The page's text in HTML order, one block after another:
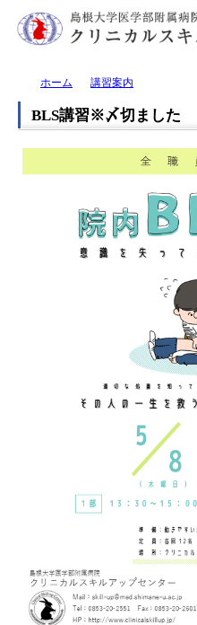
ホーム 講習案内
BLS講習※〆切ました